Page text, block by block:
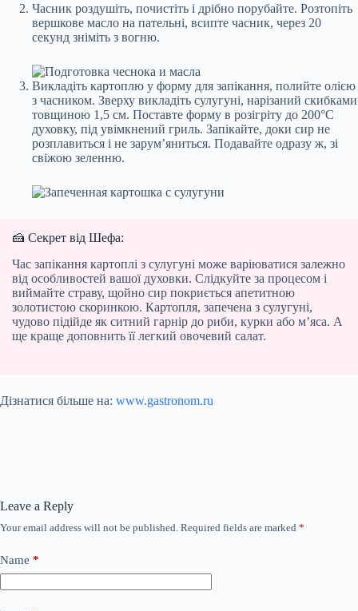
Часник роздушіть, почистіть і дрібно порубайте. Розтопіть
вершкове масло на пательні, всипте часник, через 20
секунд зніміть з вогню.
Викладіть картоплю у форму для запікання, полийте олією
з часником. Зверху викладіть сулугуні, нарізаний скибками
товщиною 1,5 см. Поставте форму в розігріту до 200°С
духовку, під увімкнений гриль. Запікайте, доки сир не
розплавиться і не зарум’яниться. Подавайте одразу ж, зі
свіжою зеленню.
🍰 Секрет від Шефа:
Час запікання картоплі з сулугуні може варіюватися залежно
від особливостей вашої духовки. Слідкуйте за процесом і
виймайте страву, щойно сир покриється апетитною
золотистою скоринкою. Картопля, запечена з сулугуні,
чудово підійде як ситний гарнір до риби, курки або м’яса. А
ще краще доповнить її легкий овочевий салат.
Дізнатися більше на: www.gastronom.ru
Leave a Reply
Your email address will not be published. Required fields are marked *
Name *